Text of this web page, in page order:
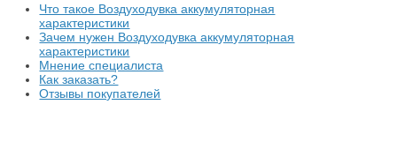
Что такое Воздуходувка аккумуляторная
характеристики
Зачем нужен Воздуходувка аккумуляторная
характеристики
Мнение специалиста
Как заказать?
Отзывы покупателей